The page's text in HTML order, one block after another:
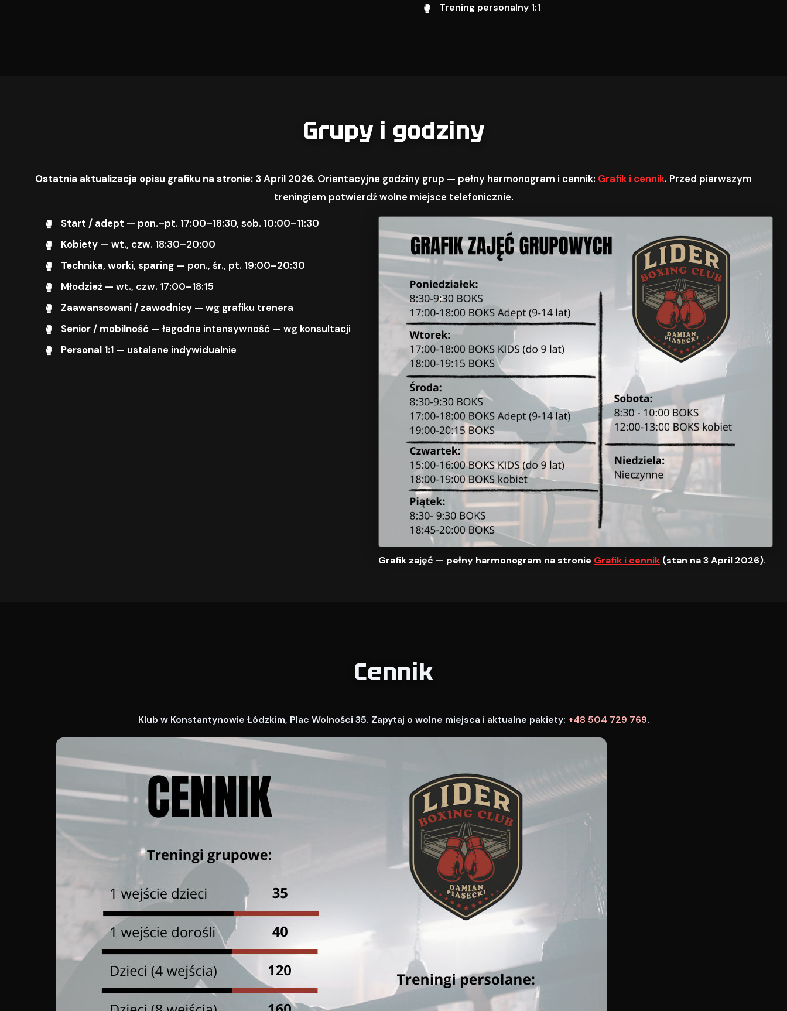
Trening personalny 1:1
Grupy i godziny
Ostatnia aktualizacja opisu grafiku na stronie: 3 April 2026. Orientacyjne godziny grup — pełny harmonogram i cennik: Grafik i cennik. Przed pierwszym
treningiem potwierdź wolne miejsce telefonicznie.
Start / adept — pon.–pt. 17:00–18:30, sob. 10:00–11:30
Kobiety — wt., czw. 18:30–20:00
Technika, worki, sparing — pon., śr., pt. 19:00–20:30
Młodzież — wt., czw. 17:00–18:15
Zaawansowani / zawodnicy — wg grafiku trenera
Senior / mobilność — łagodna intensywność — wg konsultacji
Personal 1:1 — ustalane indywidualnie
Grafik zajęć — pełny harmonogram na stronie Grafik i cennik (stan na 3 April 2026).
Cennik
Klub w Konstantynowie Łódzkim, Plac Wolności 35. Zapytaj o wolne miejsca i aktualne pakiety: +48 504 729 769.